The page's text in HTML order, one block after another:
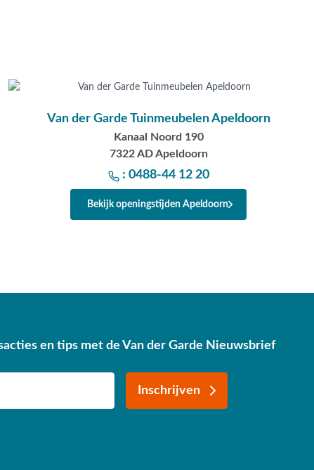
Van der Garde Tuinmeubelen Apeldoorn
Kanaal Noord 190
7322 AD Apeldoorn
: 0488-44 12 20
Bekijk openingstijden Apeldoorn
en tips met de Van der Garde Nieuwsbrief
Inschrijven